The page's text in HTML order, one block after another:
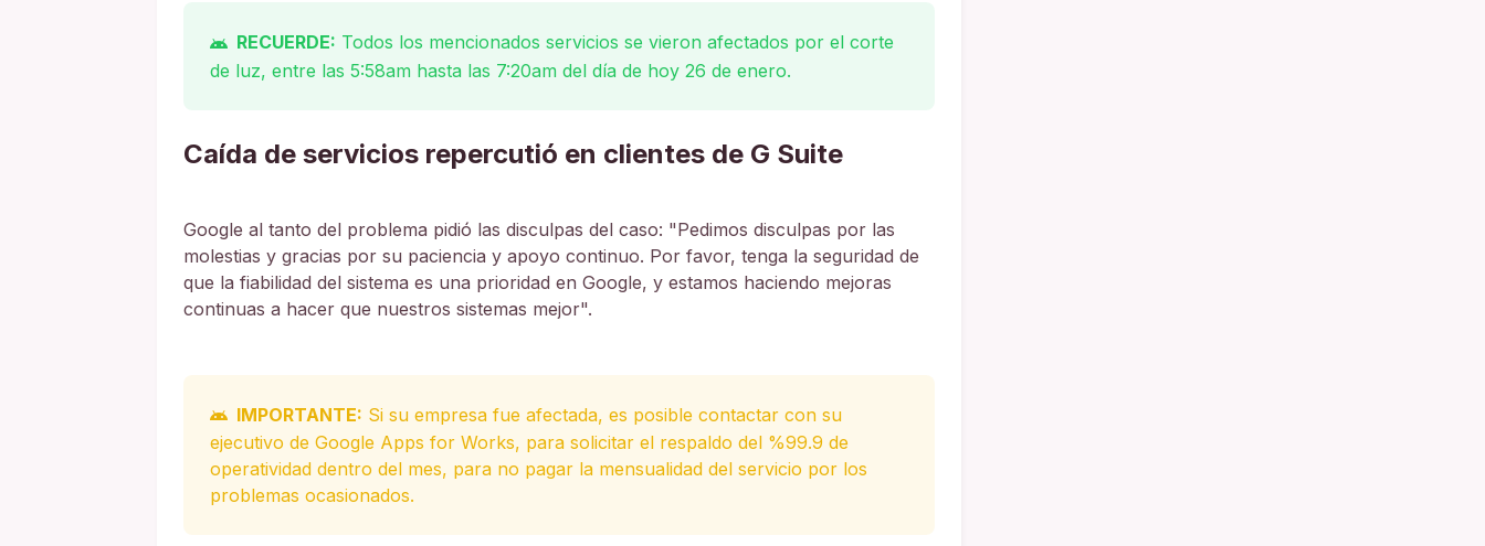
RECUERDE: Todos los mencionados servicios se vieron afectados por el corte
de luz, entre las 5:58am hasta las 7:20am del día de hoy 26 de enero.
Caída de servicios repercutió en clientes de G Suite
Google al tanto del problema pidió las disculpas del caso: "Pedimos disculpas por las
molestias y gracias por su paciencia y apoyo continuo. Por favor, tenga la seguridad de
que la fiabilidad del sistema es una prioridad en Google, y estamos haciendo mejoras
continuas a hacer que nuestros sistemas mejor".
IMPORTANTE: Si su empresa fue afectada, es posible contactar con su
ejecutivo de Google Apps for Works, para solicitar el respaldo del %99.9 de
operatividad dentro del mes, para no pagar la mensualidad del servicio por los
problemas ocasionados.